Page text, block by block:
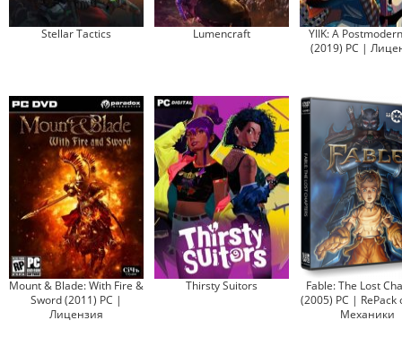
Stellar Tactics Lumencraft
YIIK: A
(2019) PC |
Mount & Blade: With Fire &
Sword (2011) PC |
Лицензия
Thirsty Suitors
Fable: The Lost
(2005) PC | RePack
Механики